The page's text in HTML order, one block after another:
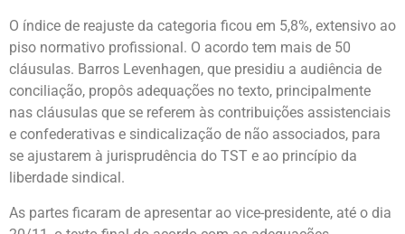
O índice de reajuste da categoria ficou em 5,8%, extensivo ao
piso normativo profissional. O acordo tem mais de 50
cláusulas. Barros Levenhagen, que presidiu a audiência de
conciliação, propôs adequações no texto, principalmente
nas cláusulas que se referem às contribuições assistenciais
e confederativas e sindicalização de não associados, para
se ajustarem à jurisprudência do TST e ao princípio da
liberdade sindical.
As partes ficaram de apresentar ao vice-presidente, até o dia